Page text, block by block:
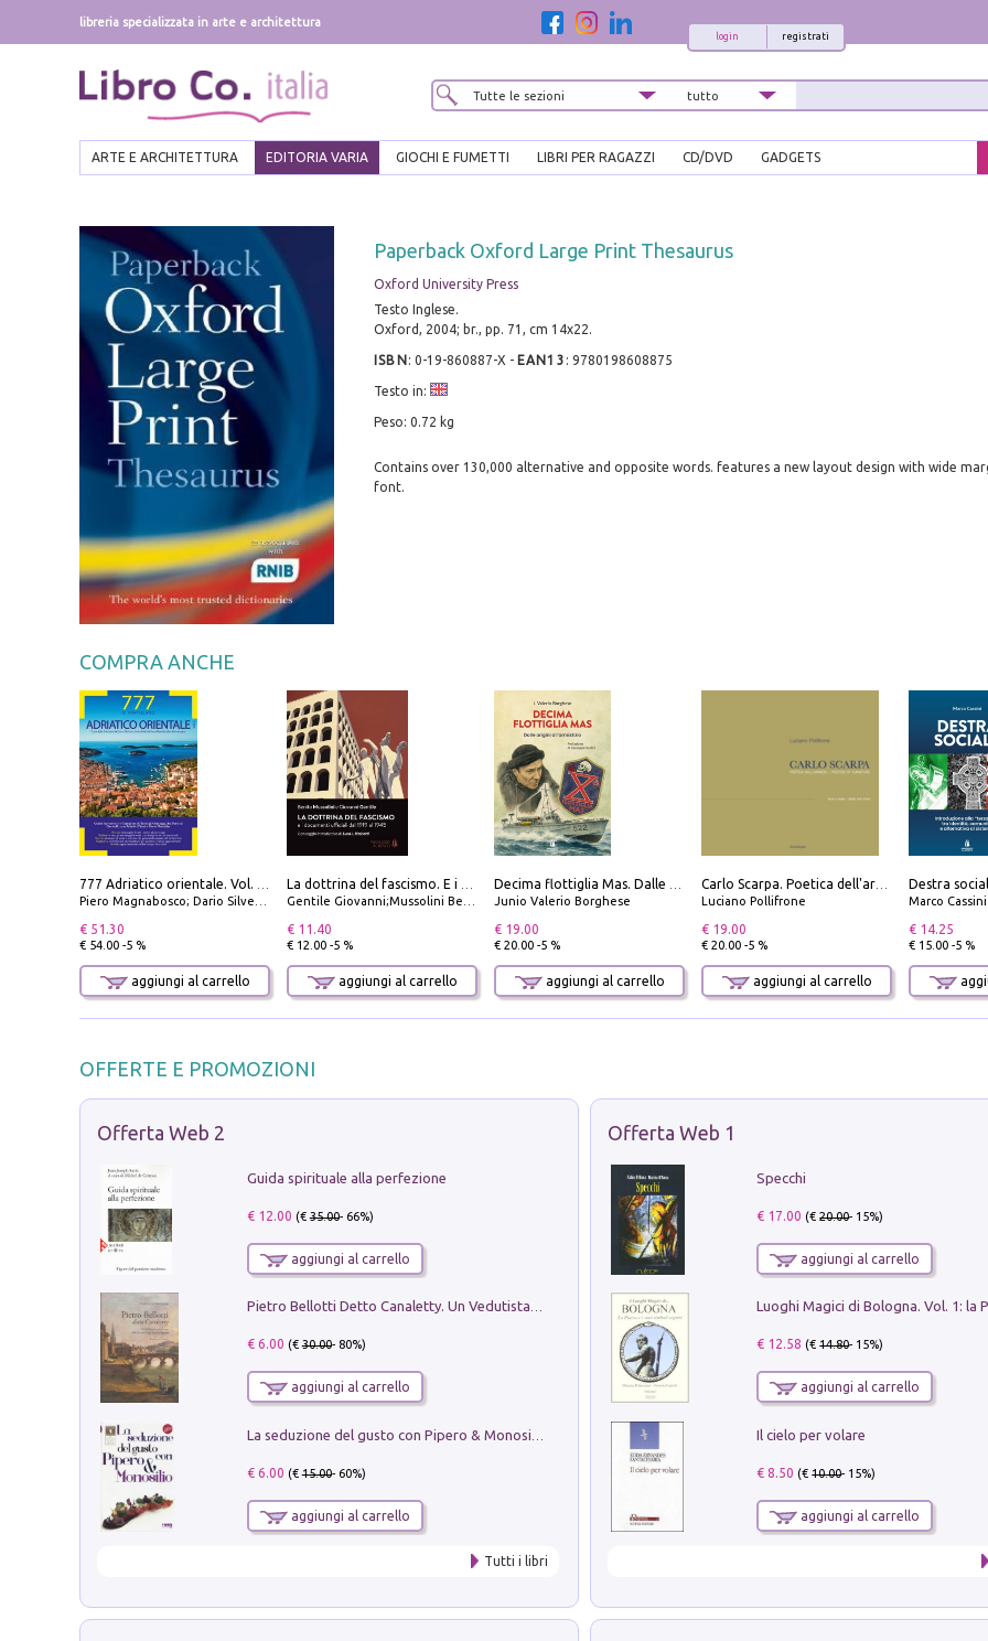
libreria specializzata in arte e architettura
registrati
login
ARTE E ARCHITETTURA EDITORIA VARIA GIOCHI E FUMETTI LIBRI PER RAGAZZI CD/DVD GADGETS
Paperback Oxford Large Print Thesaurus
Oxford University Press
Testo Inglese.
Oxford, 2004; br., pp. 71, cm 14x22.
ISBN : 0-19-860887-X - EAN13 : 9780198608875
Testo in:
Peso: 0.72 kg
Contains over 130,000 alternative and opposite words. features a new layout design with wide
font.
COMPRA ANCHE
777 Adriatico orientale. Vol. 2: Costa della Dalmazia da Zara a Molunat, Isole della Dalmazia Meridionale e Montenegro
Piero Magnabosco; Dario Silvestro; Marco Sbrizzi
€ 51.30
€ 54.00 -5 %
aggiungi al carrello
La dottrina del fascismo. E i documenti ufficiali dal 1919 al 1945
Gentile Giovanni;Mussolini Benito
€ 11.40
€ 12.00 -5 %
aggiungi al carrello
Decima flottiglia Mas. Dalle origini all'armistizio
Junio Valerio Borghese
€ 19.00
€ 20.00 -5 %
aggiungi al carrello
Carlo Scarpa. Poetica dell'arredo. Tavoli e sedie-Poetics of furniture. Tables and chairs. Ediz. bilingue
Luciano Pollifrone
€ 19.00
€ 20.00 -5 %
aggiungi al carrello
Marco Cassini
€ 14.25
€ 15.00 -5 %
OFFERTE E PROMOZIONI
Offerta Web 2
Guida spirituale alla perfezione
€ 12.00 (€35.00- 66%)
aggiungi al carrello
Pietro Bellotti Detto Canaletty. Un Vedutista Veneziano nella Francia dell'Ancien Régime
€ 6.00 (€30.00- 80%)
aggiungi al carrello
€ 6.00 (€15.00- 60%)
aggiungi al carrello
Tutti i libri
Offerta Web 1
Specchi
€ 17.00 (€20.00- 15%)
aggiungi al carrello
€ 12.58 (€14.80- 15%)
aggiungi al carrello
Il cielo per volare
€ 8.50 (€10.00- 15%)
aggiungi al carrello